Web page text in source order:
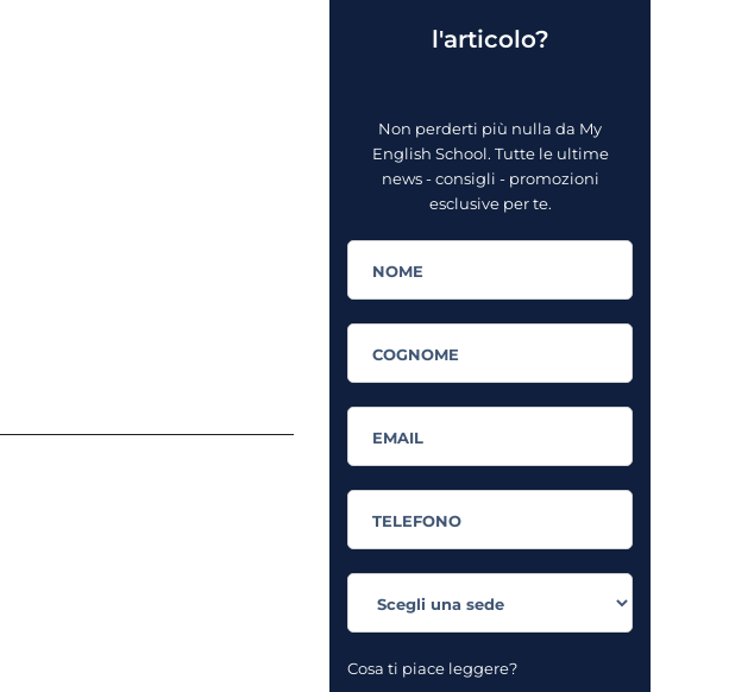
l'articolo?
Non perderti più nulla da My
English School. Tutte le ultime
news - consigli - promozioni
esclusive per te.
Cosa ti piace leggere?